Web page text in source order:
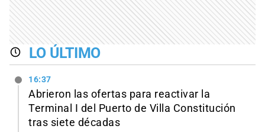
LO ÚLTIMO
16:37
Abrieron las ofertas para reactivar la
Terminal I del Puerto de Villa Constitución
tras siete décadas